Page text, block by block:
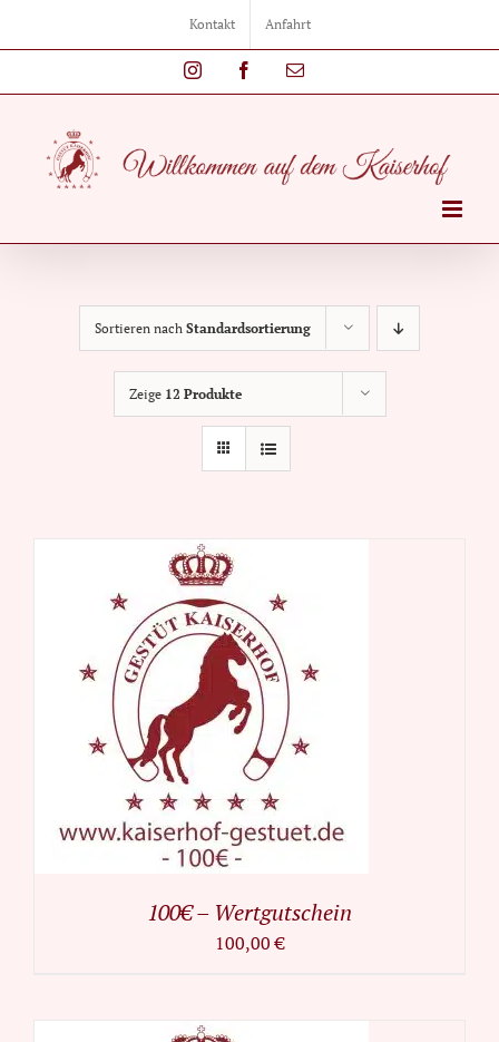
Kontakt Anfahrt
InstagramFacebook
E-
Sortieren nach Standardsortierung
Zeige 12 Produkte
100€ – Wertgutschein
100,00€